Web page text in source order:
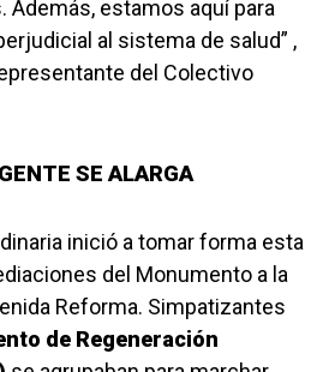
Además, estamos aquí para
al sistema de salud” ,
del Colectivo
SE ALARGA
inició a tomar forma esta
del Monumento a la
Reforma. Simpatizantes
de Regeneración